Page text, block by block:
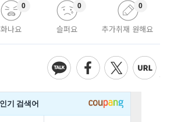
화나요
0
슬퍼요
0
추가취재 원해요
0